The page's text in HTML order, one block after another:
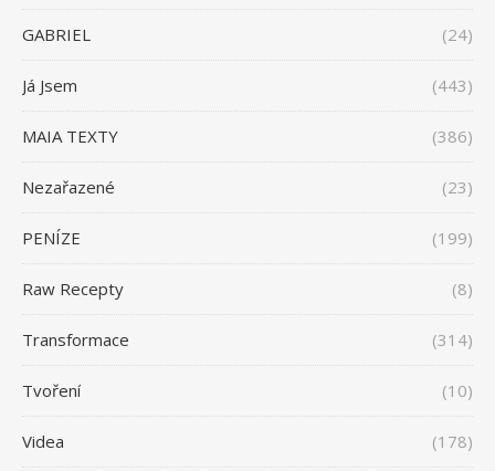
GABRIEL (24)
Já Jsem (443)
MAIA TEXTY (386)
Nezařazené (23)
PENÍZE (199)
Raw Recepty (8)
Transformace (314)
Tvoření (10)
Videa (178)